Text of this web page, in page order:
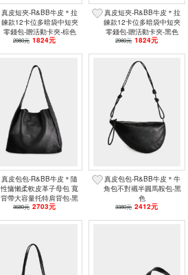
真皮短夾-R&BB牛皮＊拉
鍊款12卡位多暗袋中短夾
零錢包-贈活動卡夾-棕色
2980元 1824元
真皮短夾-R&BB牛皮＊拉
鍊款12卡位多暗袋中短夾
零錢包-贈活動卡夾-黑色
2980元 1824元
真皮包包-R&BB牛皮＊隨
性慵懶柔軟皮革子母包 寬
背帶大容量托特肩背包-黑
色
3680元 2703元
真皮包包-R&BB牛皮＊牛
角包不對襯半圓馬鞍包-黑
色
3380元 2412元